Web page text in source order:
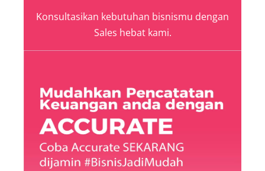
Konsultasikan kebutuhan bisnismu dengan
Sales hebat kami.